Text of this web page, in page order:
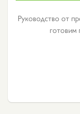
Руководство от
готовим